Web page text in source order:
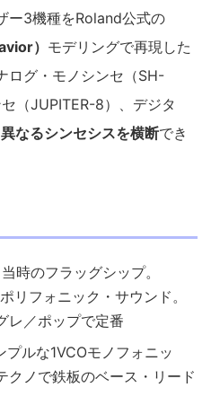
ー3機種をRoland公式の
） モデリングで再現した
ログ・モノシンセ（SH-
（JUPITER-8）、デジタ
異なるシンセシスを横断でき
当時のフラッグシップ。
リフォニック・サウンド。
レ／ポップで定番
プルな1VCOモノフォニッ
クノで鉄板のベース・リード